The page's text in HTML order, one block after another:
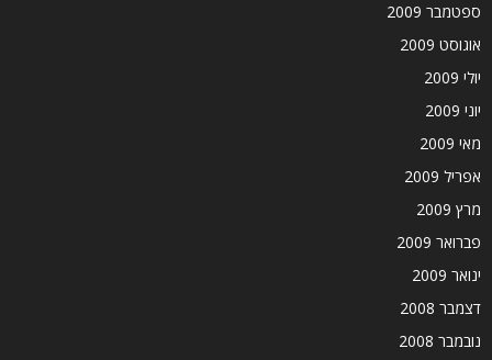
ספטמבר 2009
אוגוסט 2009
יולי 2009
יוני 2009
מאי 2009
אפריל 2009
מרץ 2009
פברואר 2009
ינואר 2009
דצמבר 2008
נובמבר 2008